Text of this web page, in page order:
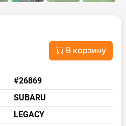
В корзину
#26869
SUBARU
LEGACY